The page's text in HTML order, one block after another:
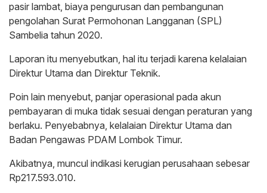
pasir lambat, biaya pengurusan dan pembangunan
pengolahan Surat Permohonan Langganan (SPL)
Sambelia tahun 2020.
Laporan itu menyebutkan, hal itu terjadi karena kelalaian
Direktur Utama dan Direktur Teknik.
Poin lain menyebut, panjar operasional pada akun
pembayaran di muka tidak sesuai dengan peraturan yang
berlaku. Penyebabnya, kelalaian Direktur Utama dan
Badan Pengawas PDAM Lombok Timur.
Akibatnya, muncul indikasi kerugian perusahaan sebesar
Rp217.593.010.